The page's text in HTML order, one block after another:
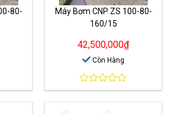
Máy Bơm CNP ZS 100-80-
160/15
42,500,000₫
Còn Hàng
0
out